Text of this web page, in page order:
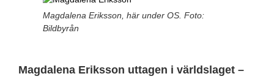
Magdalena Eriksson, här under OS. Foto:
Bildbyrån
Magdalena Eriksson uttagen i världslaget –